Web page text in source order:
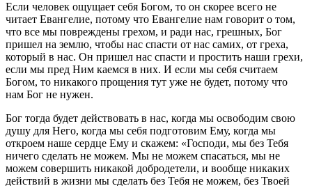
Если человек ощущает себя Богом, то он скорее всего не
читает Евангелие, потому что Евангелие нам говорит о том,
что все мы повреждены грехом, и ради нас, грешных, Бог
пришел на землю, чтобы нас спасти от нас самих, от греха,
который в нас. Он пришел нас спасти и простить наши грехи,
если мы пред Ним каемся в них. И если мы себя считаем
Богом, то никакого прощения тут уже не будет, потому что
нам Бог не нужен.
Бог тогда будет действовать в нас, когда мы освободим свою
душу для Него, когда мы себя подготовим Ему, когда мы
откроем наше сердце Ему и скажем: «Господи, мы без Тебя
ничего сделать не можем. Мы не можем спасаться, мы не
можем совершить никакой добродетели, и вообще никаких
действий в жизни мы сделать без Тебя не можем, без Твоей